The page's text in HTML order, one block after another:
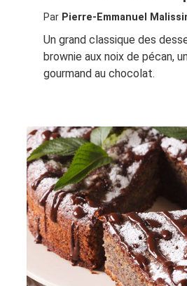
Par Pierre-Emmanuel
Un grand classique des
brownie aux noix de pécan,
gourmand au chocolat.